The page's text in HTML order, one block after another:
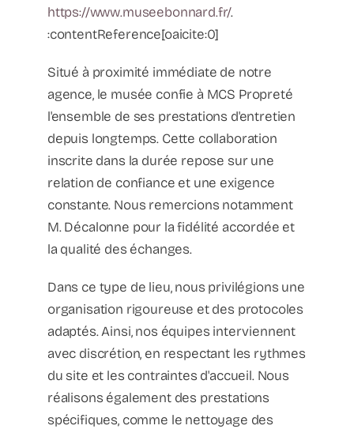
https://www.museebonnard.fr/.
:contentReference[oaicite:0]
Situé à proximité immédiate de notre
agence, le musée confie à MCS Propreté
l'ensemble de ses prestations d'entretien
depuis longtemps. Cette collaboration
inscrite dans la durée repose sur une
relation de confiance et une exigence
constante. Nous remercions notamment
M. Décalonne pour la fidélité accordée et
la qualité des échanges.
Dans ce type de lieu, nous privilégions une
organisation rigoureuse et des protocoles
adaptés. Ainsi, nos équipes interviennent
avec discrétion, en respectant les rythmes
du site et les contraintes d'accueil. Nous
réalisons également des prestations
spécifiques, comme le nettoyage des